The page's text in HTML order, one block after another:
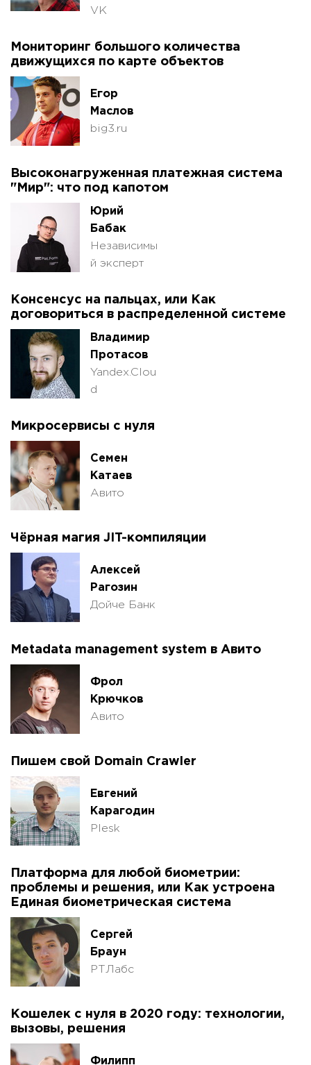
VK
Мониторинг большого количества
движущихся по карте объектов
Егор
Маслов
big3.ru
Высоконагруженная платежная система
"Мир": что под капотом
Юрий
Бабак
Независимы
й эксперт
Консенсус на пальцах, или Как
договориться в распределенной системе
Владимир
Протасов
Yandex.Clou
d
Микросервисы с нуля
Семен
Катаев
Авито
Чёрная магия JIT-компиляции
Алексей
Рагозин
Дойче Банк
Metadata management system в Авито
Фрол
Крючков
Авито
Пишем свой Domain Crawler
Евгений
Карагодин
Plesk
Платформа для любой биометрии:
проблемы и решения, или Как устроена
Единая биометрическая система
Сергей
Браун
РТЛабс
Кошелек с нуля в 2020 году: технологии,
вызовы, решения
Филипп